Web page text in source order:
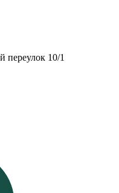
переулок 10/1